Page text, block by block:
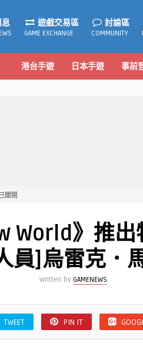
息 遊戲交易區
GAME EXCHANGE
討論區
COMMUNITY
港台手遊 日本手遊 事前
關閉
World》推
員]烏雷克．
Written by GAMENEWS
TWEET PIN IT